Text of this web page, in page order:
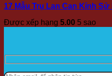
17 Mẫu Trụ Lan Can Kính
Được xếp hạng 5.00 5 sao